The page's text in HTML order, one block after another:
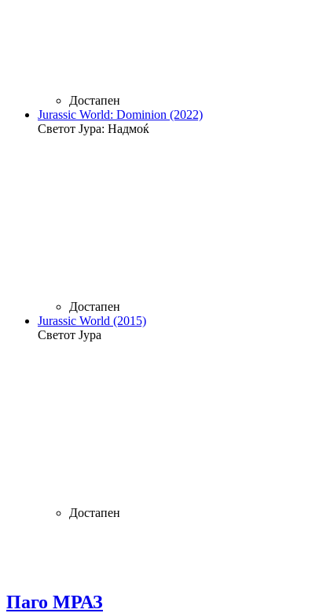
Достапен
Jurassic World: Dominion (2022)
Светот Јура: Надмоќ
Достапен
Jurassic World (2015)
Светот Јура
Достапен
Паго МРАЗ